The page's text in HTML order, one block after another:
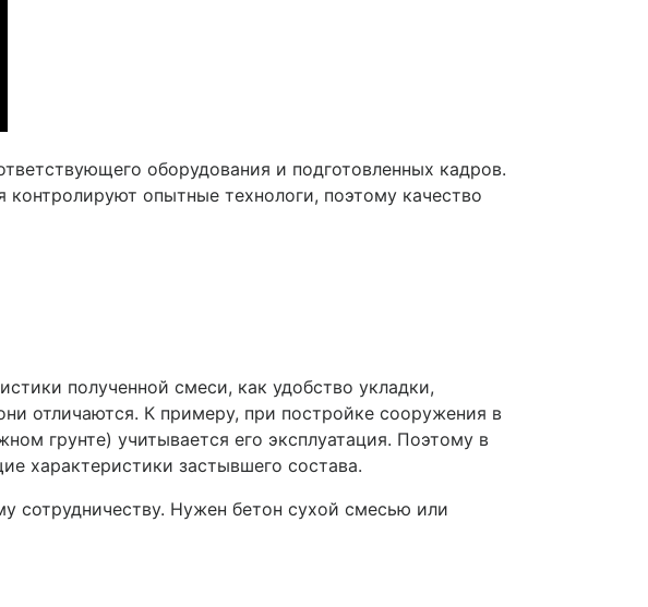
оборудования и подготовленных кадров.
контролируют опытные технологи, поэтому качество
полученной смеси, как удобство укладки,
отличаются. К примеру, при постройке сооружения в
грунте) учитывается его эксплуатация. Поэтому в
характеристики застывшего состава.
сотрудничеству. Нужен бетон сухой смесью или